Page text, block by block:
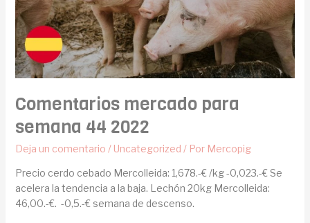
Comentarios mercado para
semana 44 2022
Deja un comentario / Uncategorized / Por Mercopig
Precio cerdo cebado Mercolleida: 1,678.-€ /kg -0,023.-€ Se
acelera la tendencia a la baja. Lechón 20kg Mercolleida:
46,00.-€. -0,5.-€ semana de descenso.